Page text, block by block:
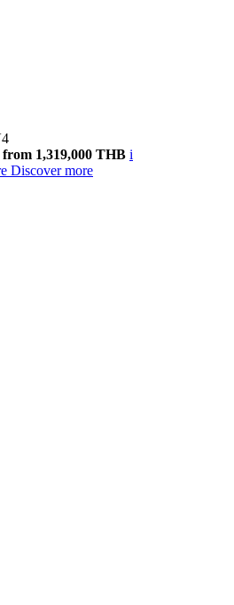
1,319,000 THB i
Discover more